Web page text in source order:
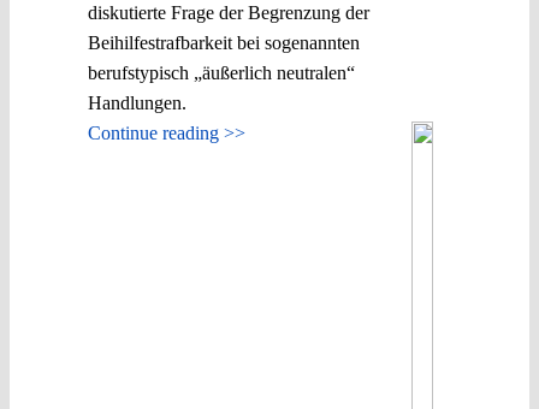
diskutierte Frage der Begrenzung der
Beihilfestrafbarkeit bei sogenannten
berufstypisch „äußerlich neutralen“
Handlungen.
Continue reading >>